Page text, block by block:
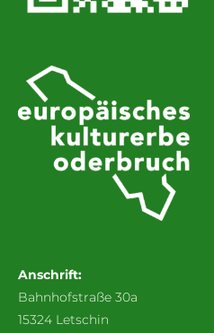
Anschrift:
Bahnhofstraße 30a
15324 Letschin